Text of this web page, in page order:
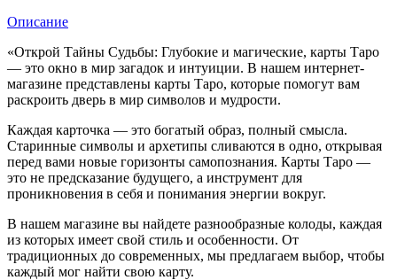
Описание
«Открой Тайны Судьбы: Глубокие и магические, карты Таро
— это окно в мир загадок и интуиции. В нашем интернет-
магазине представлены карты Таро, которые помогут вам
раскроить дверь в мир символов и мудрости.
Каждая карточка — это богатый образ, полный смысла.
Старинные символы и архетипы сливаются в одно, открывая
перед вами новые горизонты самопознания. Карты Таро —
это не предсказание будущего, а инструмент для
проникновения в себя и понимания энергии вокруг.
В нашем магазине вы найдете разнообразные колоды, каждая
из которых имеет свой стиль и особенности. От
традиционных до современных, мы предлагаем выбор, чтобы
каждый мог найти свою карту.